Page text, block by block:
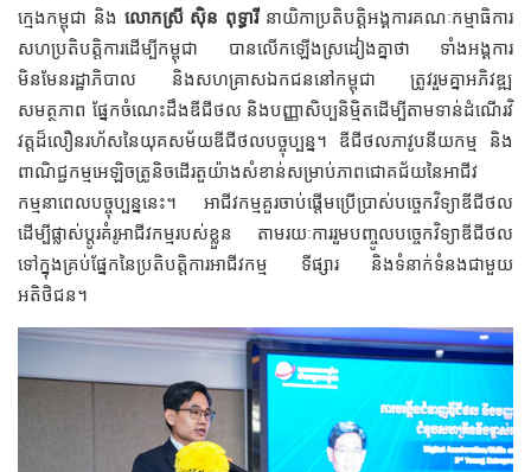
ក្មេងកម្ពុជា និង លោកស្រី ស៊ិន ពុទ្ធារីនាយិកាប្រតិបត្តិអង្គការគណៈកម្មាធិការ
សហប្រតិបត្តិការដើម្បីកម្ពុជា បានលើកឡើងស្រដៀងគ្នាថា ទាំងអង្គការ
មិនមែនរដ្ឋាភិបាល និងសហគ្រាសឯកជននៅកម្ពុជា ត្រូវរួមគ្នាអភិវឌ្ឍ
សមត្ថភាព ផ្នែកចំណេះដឹងឌីជីថល និងបញ្ញាសិប្បនិម្មិតដើម្បីតាមទាន់ដំណើរវិ
វត្តដ៏លឿនរហ័សនៃយុគសម័យឌីជីថលបច្ចុប្បន្ន។ ឌីជីថលភាវូបនីយកម្ម និង
ពាណិជ្ជកម្មអេឡិចត្រូនិចដើរតួយ៉ាងសំខាន់សម្រាប់ភាពជោគជ័យនៃអាជីវ
កម្មនាពេលបច្ចុប្បន្ននេះ។ អាជីវកម្មគួរចាប់ផ្តើមប្រើប្រាស់បច្ចេកវិទ្យាឌីជីថល
ដើម្បីផ្លាស់ប្តូរគំរូអាជីវកម្មរបស់ខ្លួន តាមរយៈការរួមបញ្ចូលបច្ចេកវិទ្យាឌីជីថល
ទៅក្នុងគ្រប់ផ្នែកនៃប្រតិបត្តិការអាជីវកម្ម ទីផ្សារ និងទំនាក់ទំនងជាមួយ
អតិថិជន។